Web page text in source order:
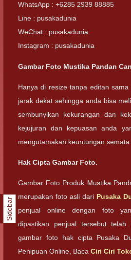
WhatsApp : +6285 2939 88885
Line : pusakadunia
WeChat : pusakadunia
Instagram : pusakadunia
Gambar Foto Mustika Pandan
Hanya di resize tanpa editan sama
jarak dekat sehingga anda bisa
sembunyikan kekurangan dan
kejujuran dan kepuasan anda
mengutamakan keuntungan semata.
Hak Cipta Gambar Foto.
Gambar Foto Produk Mustika
merupakan foto asli dari Pusaka
penjual online dengan foto
dipastikan penjual tersebut telah
gambar foto hak cipta Pusaka
Penipuan Online, Baca Ciri Ciri
Sidebar